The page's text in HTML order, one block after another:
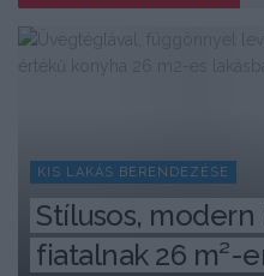
KIS LAKÁS BERENDEZÉSE
Stílusos, modern
fiatalnak 26 m²-